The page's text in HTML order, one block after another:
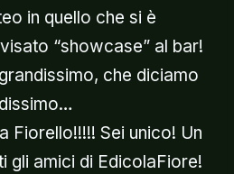
in quello che si è
“showcase” al bar!
che diciamo
Fiorello!!!!! Sei unico! Un
gli amici di EdicolaFiore!